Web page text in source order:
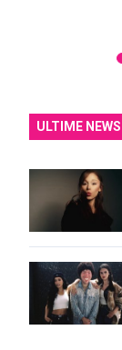
ULTIME NEWS